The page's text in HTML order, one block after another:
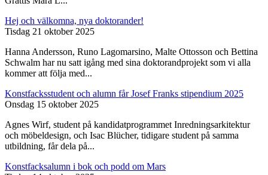
Hej och välkomna, nya doktorander!
Tisdag 21 oktober 2025
Hanna Andersson, Runo Lagomarsino, Malte Ottosson och Bettina
Schwalm har nu satt igång med sina doktorandprojekt som vi alla
kommer att följa med...
Konstfacksstudent och alumn får Josef Franks stipendium 2025
Onsdag 15 oktober 2025
Agnes Wirf, student på kandidatprogrammet Inredningsarkitektur
och möbeldesign, och Isac Blücher, tidigare student på samma
utbildning, får dela på...
Konstfacksalumn i bok och podd om Mars